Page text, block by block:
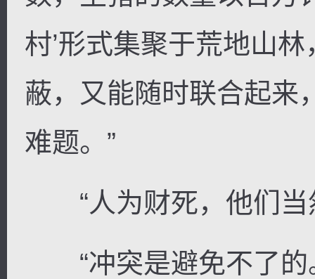
村’形式集聚于荒地山
蔽，又能随时联合起来
难题。”
“人为财死，他们当
“冲突是避免不了的